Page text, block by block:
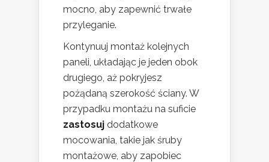
mocno, aby zapewnić trwałe
przyleganie.
Kontynuuj montaż kolejnych
paneli, układając je jeden obok
drugiego, aż pokryjesz
pożądaną szerokość ściany. W
przypadku montażu na suficie
zastosuj dodatkowe
mocowania, takie jak śruby
montażowe, aby zapobiec